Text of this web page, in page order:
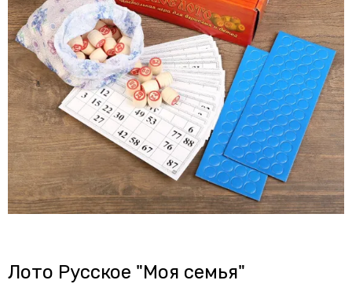
Лото Русское "Моя семья"